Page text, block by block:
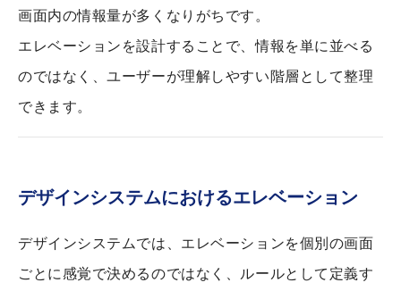
画面内の情報量が多くなりがちです。
エレベーションを設計することで、情報を単に並べる
のではなく、ユーザーが理解しやすい階層として整理
できます。
デザインシステムにおけるエレベーション
デザインシステムでは、エレベーションを個別の画面
ごとに感覚で決めるのではなく、ルールとして定義す